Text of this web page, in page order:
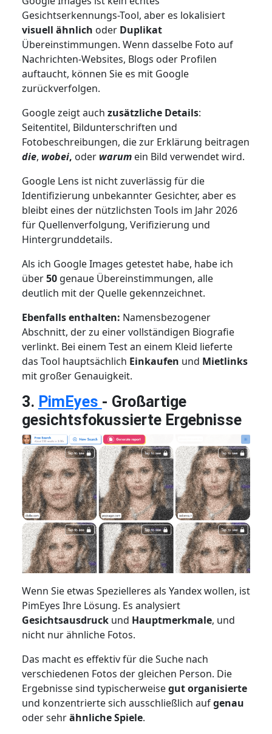
Gesichtserkennungs-Tool, aber es lokalisiert
visuell ähnlich oder Duplikat
Übereinstimmungen. Wenn dasselbe Foto auf
Nachrichten-Websites, Blogs oder Profilen
auftaucht, können Sie es mit Google
zurückverfolgen.
Google zeigt auch zusätzliche Details:
Seitentitel, Bildunterschriften und
Fotobeschreibungen, die zur Erklärung beitragen
die, wobei, oder warum ein Bild verwendet wird.
Google Lens ist nicht zuverlässig für die
Identifizierung unbekannter Gesichter, aber es
bleibt eines der nützlichsten Tools im Jahr 2026
für Quellenverfolgung, Verifizierung und
Hintergrunddetails.
Als ich Google Images getestet habe, habe ich
über50 genaue Übereinstimmungen, alle
deutlich mit der Quelle gekennzeichnet.
Ebenfalls enthalten: Namensbezogener
Abschnitt, der zu einer vollständigen Biografie
verlinkt. Bei einem Test an einem Kleid lieferte
das Tool hauptsächlich Einkaufen und Mietlinks
mit großer Genauigkeit.
3. PimEyes - Großartige
gesichtsfokussierte Ergebnisse
Wenn Sie etwas Spezielleres als Yandex wollen, ist
PimEyes Ihre Lösung. Es analysiert
Gesichtsausdruck und Hauptmerkmale, und
nicht nur ähnliche Fotos.
Das macht es effektiv für die Suche nach
verschiedenen Fotos der gleichen Person. Die
Ergebnisse sind typischerweisegut organisierte
und konzentrierte sich ausschließlich aufgenau
oder sehrähnliche Spiele.